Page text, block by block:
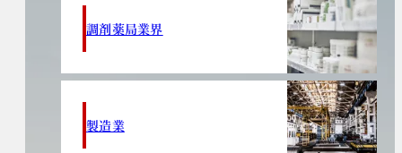
調剤薬局業界
製造業